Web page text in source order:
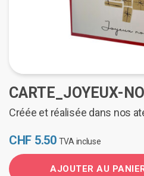
CARTE_JOYEUX-
Créée et réalisée dans nos
CHF 5.50 TVA incluse
AJOUTER AU